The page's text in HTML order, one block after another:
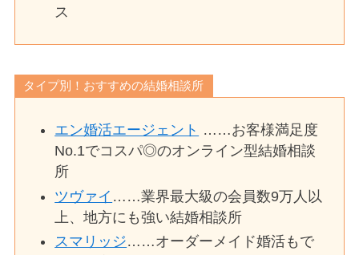
ス
タイプ別！おすすめの結婚相談所
エン婚活エージェント ……お客様満足度
No.1でコスパ◎のオンライン型結婚相談
所
ツヴァイ ……業界最大級の会員数9万人以
上、地方にも強い結婚相談所
スマリッジ……オーダーメイド婚活もで